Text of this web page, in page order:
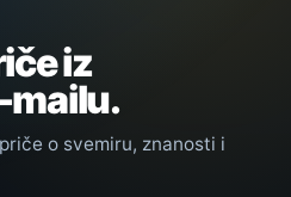
iz
mailu.
o svemiru, znanosti i